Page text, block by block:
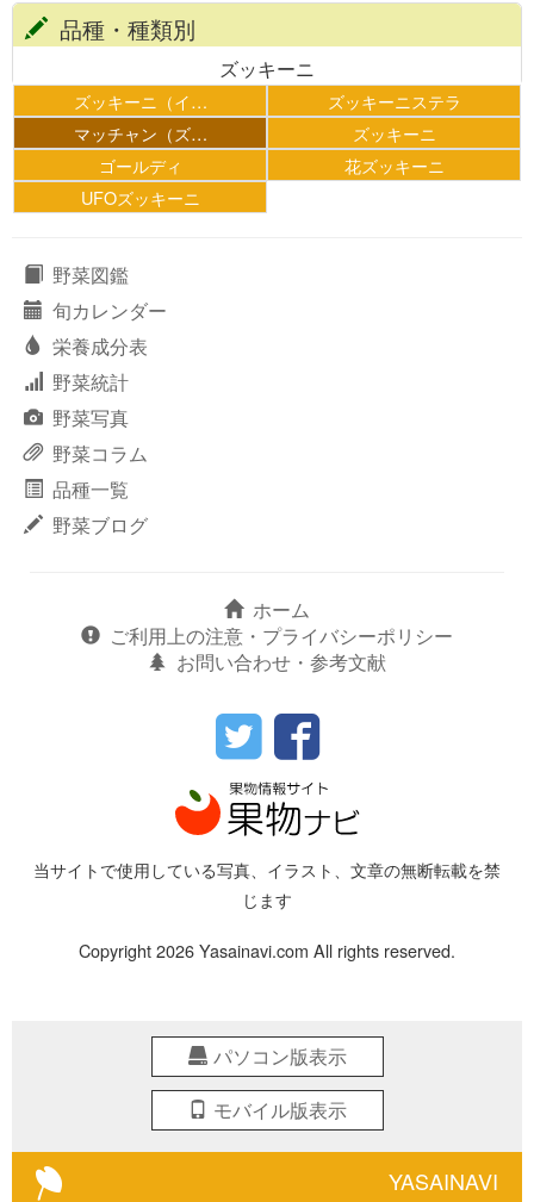
品種・種類別
ズッキーニ
ズッキーニ（イ…
ズッキーニステラ
マッチャン（ズ…
ズッキーニ
ゴールディ
花ズッキーニ
UFOズッキーニ
野菜図鑑
旬カレンダー
栄養成分表
野菜統計
野菜写真
野菜コラム
品種一覧
野菜ブログ
ホーム
ご利用上の注意・プライバシーポリシー
お問い合わせ・参考文献
当サイトで使用している写真、イラスト、文章の無断転載を禁
じます
Copyright 2026 Yasainavi.com All rights reserved.
パソコン版表示
モバイル版表示
YASAINAVI